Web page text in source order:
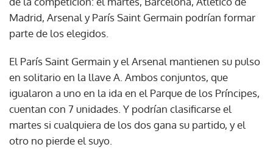
Madrid, Arsenal y París Saint Germain podrían formar
parte de los elegidos.
El París Saint Germain y el Arsenal mantienen su pulso
en solitario en la llave A. Ambos conjuntos, que
igualaron a uno en la ida en el Parque de los Príncipes,
cuentan con 7 unidades. Y podrían clasificarse el
martes si cualquiera de los dos gana su partido, y el
otro no pierde el suyo.